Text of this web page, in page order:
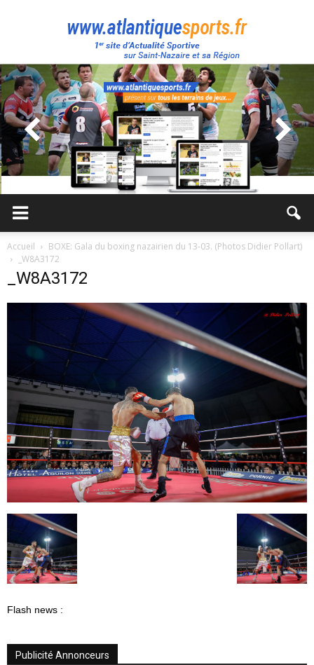
Atlantique
Sport
Accueil
BOXE: Gala du boxing nazairien du 13-03. (Photos Didier Pollart)
_W8A3172
_W8A3172
Flash news :
Publicité Annonceurs